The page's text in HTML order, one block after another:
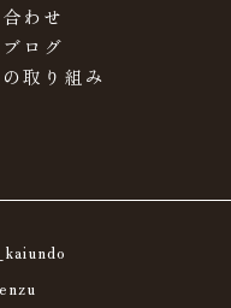
わせ
ログ
取り組み